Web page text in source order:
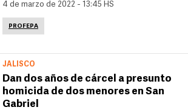
4 de marzo de 2022 - 13:45 HS
PROFEPA
JALISCO
Dan dos años de cárcel a presunto
homicida de dos menores en San
Gabriel